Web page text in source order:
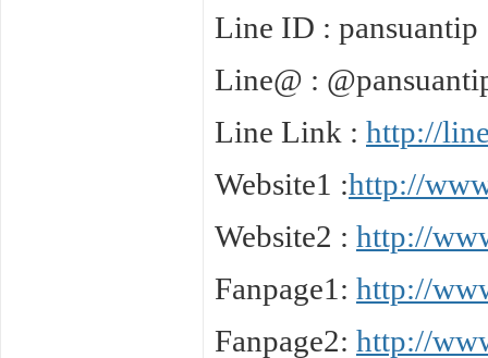
Line ID : pansuantip
Line@ :
Line Link : http://
️Website1 :http://
️Website2 : http://
️Fanpage1: http://
Fanpage2: http://